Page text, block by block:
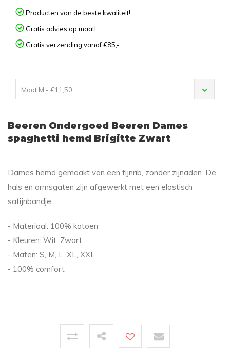
Producten van de beste kwaliteit!
Gratis advies op maat!
Gratis verzending vanaf €85,-
Maat M - €11,50
Beeren Ondergoed Beeren Dames
spaghetti hemd Brigitte Zwart
Dames hemd gemaakt van een fijnrib, zonder zijnaden. De
hals en armsgaten zijn afgewerkt met een elastisch
satijnbandje.
- Materiaal: 100% katoen
- Kleuren: Wit, Zwart
- Maten: S, M, L, XL, XXL
- 100% comfort